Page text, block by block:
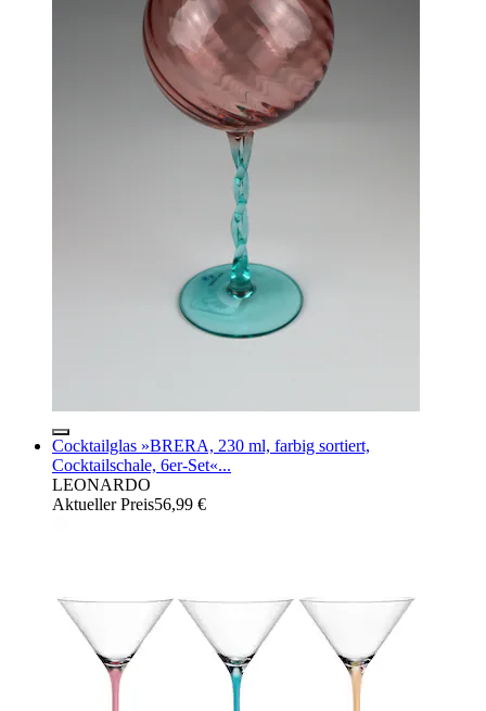
Cocktailglas »BRERA, 230 ml, farbig sortiert,
Cocktailschale, 6er-Set«...
LEONARDO
Aktueller Preis56,99 €